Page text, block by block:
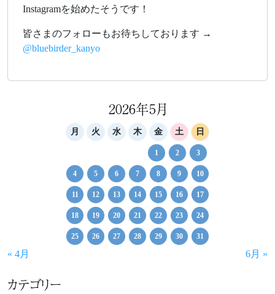
Instagramを始めたそうです！
皆さまのフォローもお待ちしております →
@bluebirder_kanyo
2026年5月
月 火 水 木 金 土 日
1 2 3
4 5 6 7 8 9 10
11 12 13 14 15 16 17
18 19 20 21 22 23 24
25 26 27 28 29 30 31
« 4月 6月 »
カテゴリー